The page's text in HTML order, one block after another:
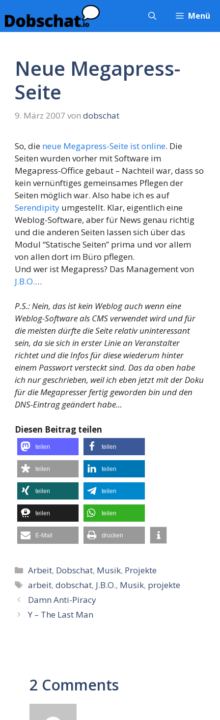
Inhalt
springen
Menü
Neue Megapress-
Seite
9. März 2007 von dobschat
So, die neue Megapress-Seite ist online. Die
Seiten wurden vorher mit Software im
Megapress-Office gebaut – Nachteil war, dass so
kein vernünftiges gemeinsames Pflegen der
Seiten möglich war. Also habe ich es auf
Serendipity umgestellt. Klar, eigentlich eine
Weblog-Software, aber für News genau richtig
und die anderen Seiten lassen sich über das
Modul “Statische Seiten” prima und vor allem
von allen dort im Büro pflegen.
Und wer ist Megapress? Das Management von
J.B.O.…
P.S.: Nein, das ist kein Weblog auch wenn eine
Weblog-Software als CMS verwendet wird und für
die meisten dürfte die Seite relativ uninteressant
sein, da sie sich in erster Linie an Veranstalter
richtet und die Infos für diese wiederum hinter
einem Passwort versteckt sind. Das da oben habe
ich nur geschrieben, weil ich eben jetzt mit der Doku
für die Megapresser fertig geworden bin und den
DNS-Eintrag geändert habe…
Diesen Beitrag teilen
teilen teilen
teilen teilen
teilen teilen
teilen teilen
E-Mail drucken
Kategorien
Arbeit, Dobschat, Musik, Projekte
Schlagwörter
arbeit,dobschat, J.B.O., Musik, projekte
Damn Anti-Piracy
Y – The Last Man
2 Comments